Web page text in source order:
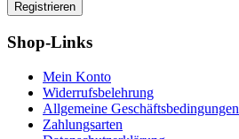
Shop-Links
Mein Konto
Widerrufsbelehrung
Allgemeine Geschäftsbedingungen
Zahlungsarten